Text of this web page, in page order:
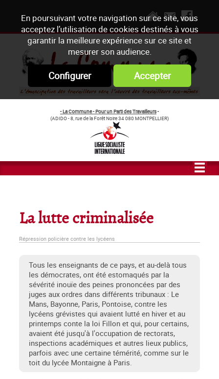
En poursuivant votre navigation sur ce site, vous
acceptez l’utilisation de cookies destinés à vous
garantir la meilleure expérience sur ce site et
mesurer son audience.
Configurer Accepter
- La Commune - Pour un Parti des Travailleurs-
(ADIDO - 8, rue de la Forêt Noire 34 080 MONTPELLIER)
La lutte criminalisée
Répression policière contre les lycéens
Tous les enseignants de ce pays, et au-delà tous
les démocrates, ont été estomaqués par la
sévérité inouïe des peines prononcées par des
juges aux ordres dans différents tribunaux : Le
Mans, Bayonne, Paris, Pontoise, contre les
lycéens gré­vistes qui avaient lutté en hiver et au
printemps conte la loi Fillon et qui, pour certains,
avaient été jusqu'à l'occupation de rectorats,
inspections académiques et autres lieux publics,
parfois avec une certaine témérité, comme sur le
toit du lycée Montaigne à Paris.